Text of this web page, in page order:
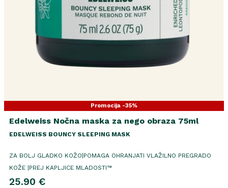
Promocija -35%
Edelweiss Nočna maska za nego obraza 75ml
EDELWEISS BOUNCY SLEEPING MASK
ZA BOLJ GLADKO KOŽO|POMAGA OHRANJATI VLAŽILNO PREGRADO
KOŽE |PREJ KAPLJICE MLADOSTI™
25.90 €